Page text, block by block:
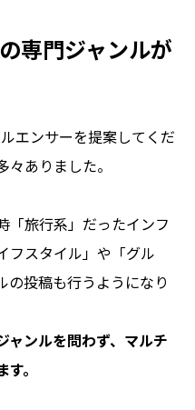
専門ジャンルが
エンサーを提案してくだ
ありました。
「旅行系」だったインフ
フスタイル」や「グル
の投稿も行うようになり
ャンルを問わず、マルチ
。